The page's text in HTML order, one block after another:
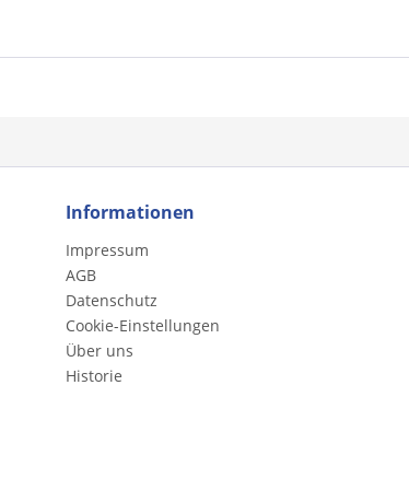
Informationen
Impressum
AGB
Datenschutz
Cookie-Einstellungen
Über uns
Historie